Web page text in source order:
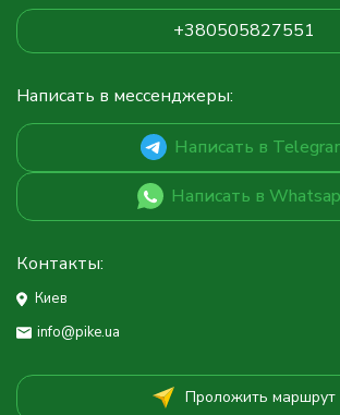
+380505827551
Написать в мессенджеры:
Написать в
Написать в
Контакты:
Киев
info@pike.ua
Проложить маршрут